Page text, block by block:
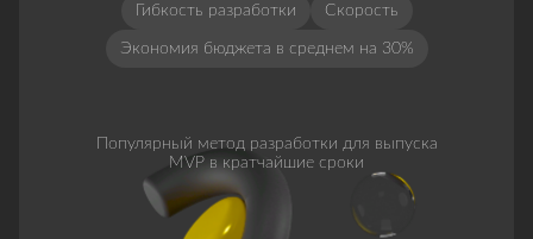
Гибкость разработки Скорость
Экономия бюджета в среднем на 30%
Популярный метод разработки для выпуска
MVP в кратчайшие сроки